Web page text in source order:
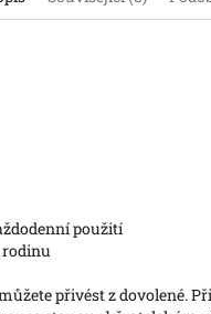
použití
rodinu
přivést z dovolené.